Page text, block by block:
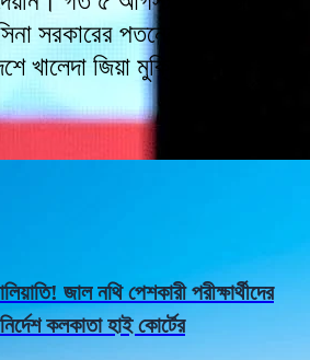
সরকারের পতনের পর
খালেদা জিয়া মুক্তি পান।
জাল নথি পেশকারী পরীক্ষার্থীদের
কলকাতা হাই কোর্টের